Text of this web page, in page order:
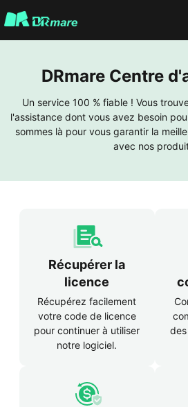
DRmare Centre
Un service 100 % fiable ! Vous
l'assistance dont vous avez besoin
sommes là pour vous garantir la
avec nos
Récupérer la
licence
Récupérez facilement
votre code de licence
pour continuer à utiliser
notre logiciel.